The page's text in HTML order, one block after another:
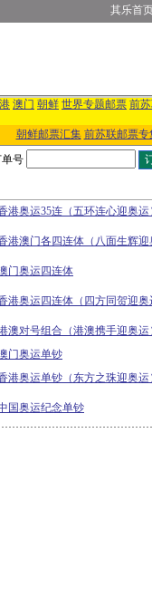
其乐首
澳门 朝鲜 世界专题邮票 前
朝鲜邮票汇集 前苏联邮票专
号
港奥运35连（五环连心迎奥运
港澳门各四连体（八面生辉迎
门奥运四连体
港奥运四连体（四方同贺迎奥
澳对号组合（港澳携手迎奥运
门奥运单钞
港奥运单钞（东方之珠迎奥运
国奥运纪念单钞